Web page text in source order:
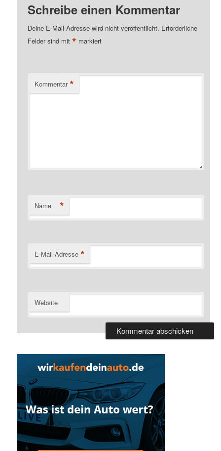
Schreibe einen Kommentar
Deine E-Mail-Adresse wird nicht veröffentlicht. Erforderliche
Felder sind mit* markiert
Kommentar *
Name *
E-Mail-Adresse *
Website